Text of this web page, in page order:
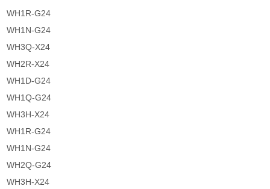
WH1R-G24
WH1N-G24
WH3Q-X24
WH2R-X24
WH1D-G24
WH1Q-G24
WH3H-X24
WH1R-G24
WH1N-G24
WH2Q-G24
WH3H-X24